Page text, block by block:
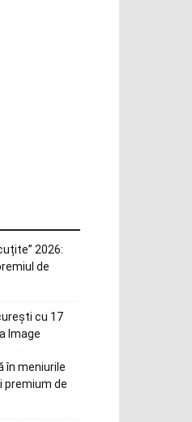
2026:
de
cu 17
Image
în meniurile
premium de